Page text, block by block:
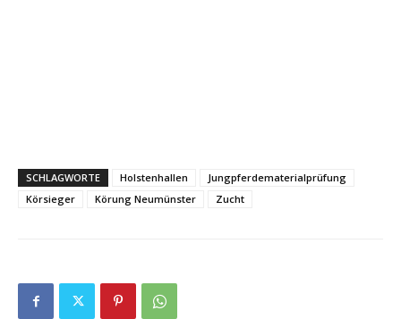
SCHLAGWORTE Holstenhallen
Jungpferdematerialprüfung
Körsieger
Körung Neumünster Zucht